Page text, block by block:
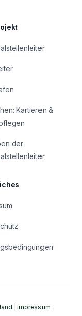
Kartieren &
der
Impressum